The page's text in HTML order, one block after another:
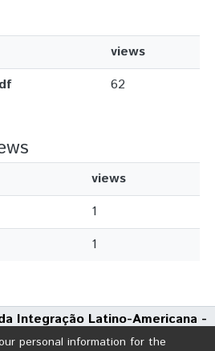
views
62
views
1
1
Integração Latino-Americana -
UNILA
personal information for the